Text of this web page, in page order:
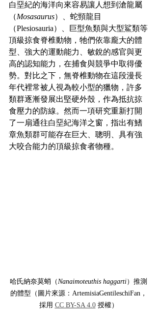
白堊紀的海洋向來容易讓人想到滄龍屬
（Mosasaurus）、蛇頸龍目
（Plesiosauria）、巨型魚類與大型鯊類等
頂級掠食脊椎動物，牠們依靠龐大的體
型、強大的運動能力、敏銳的感官與更
高的認知能力，在捕食與競爭中取得優
勢。對比之下，無脊椎動物在這段漫長
年代裡常被人視為較小型的獵物，許多
類群逐漸發展出堅硬外殼，作為抵抗掠
食壓力的防線。然而一項研究重新打開
了一扇通往白堊紀海洋之窗，指出有鰭
章魚類群可能存在巨大、聰明、具有強
大咬合能力的頂級掠食者物種。
哈氏納奈莫蛸（Nanaimoteuthis haggarti）推測
的體型（圖片來源：ArtemisiaGentileschiFan，
採用 CC BY-SA 4.0 授權）